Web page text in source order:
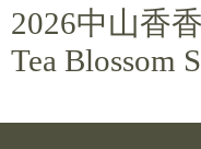
2026中山香
Tea Blossom